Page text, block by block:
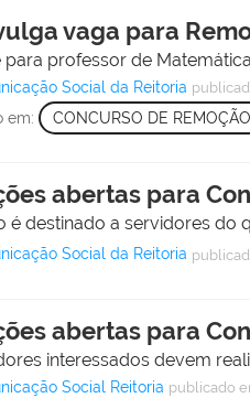
vaga para
para professor de
Social da Reitoria
em: CONCURSO DE REMOÇÃO
abertas para
é destinado a servidores do
Social da Reitoria
abertas para
interessados devem
Social Reitoria publicado